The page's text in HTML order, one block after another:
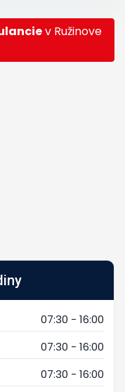
07:30 - 16:00
07:30 - 16:00
07:30 - 16:00